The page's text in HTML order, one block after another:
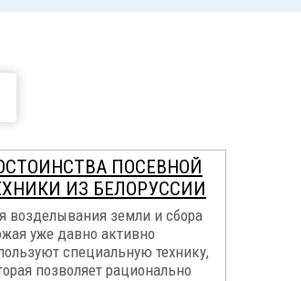
ПОСЕВНОЙ
ИЗ БЕЛОРУССИИ
возделывания земли и сбора
уже давно активно
специальную технику,
позволяет рационально